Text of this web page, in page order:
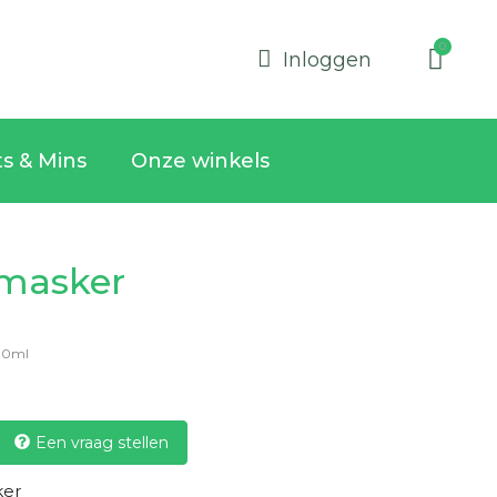
Inloggen
& Mins Onze winkels
Een vraag stellen